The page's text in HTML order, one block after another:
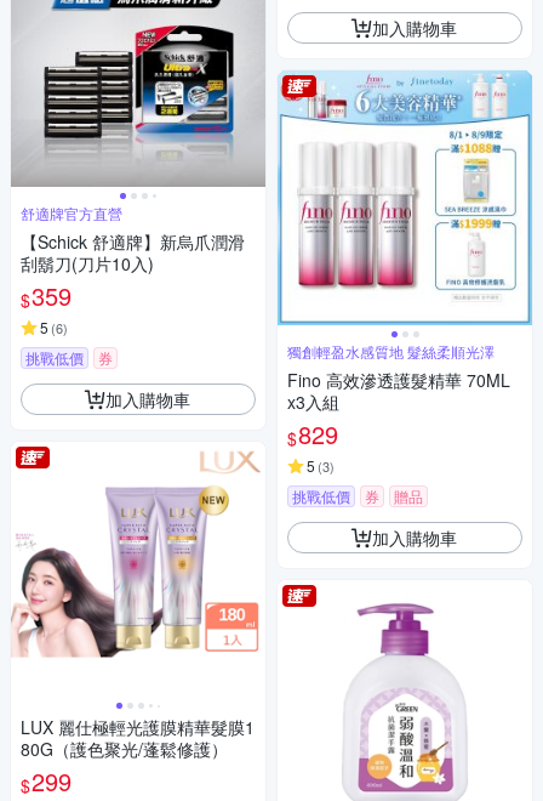
舒適牌官方直營
【Schick 舒適牌】新烏爪潤滑
刮鬍刀(刀片10入)
$359
5 (6)
挑戰低價 券
加入購物車
LUX 麗仕極輕光護膜精華髮膜1
80G（護色聚光/蓬鬆修護）
$299
加入購物車
獨創輕盈水感質地 髮絲柔順光澤
Fino 高效滲透護髮精華 70ML
x3入組
$829
5 (3)
挑戰低價 券 贈品
加入購物車